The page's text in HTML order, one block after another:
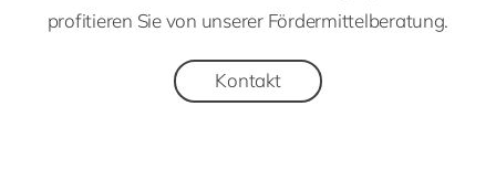
profitieren Sie von unserer Fördermittelberatung.
Kontakt